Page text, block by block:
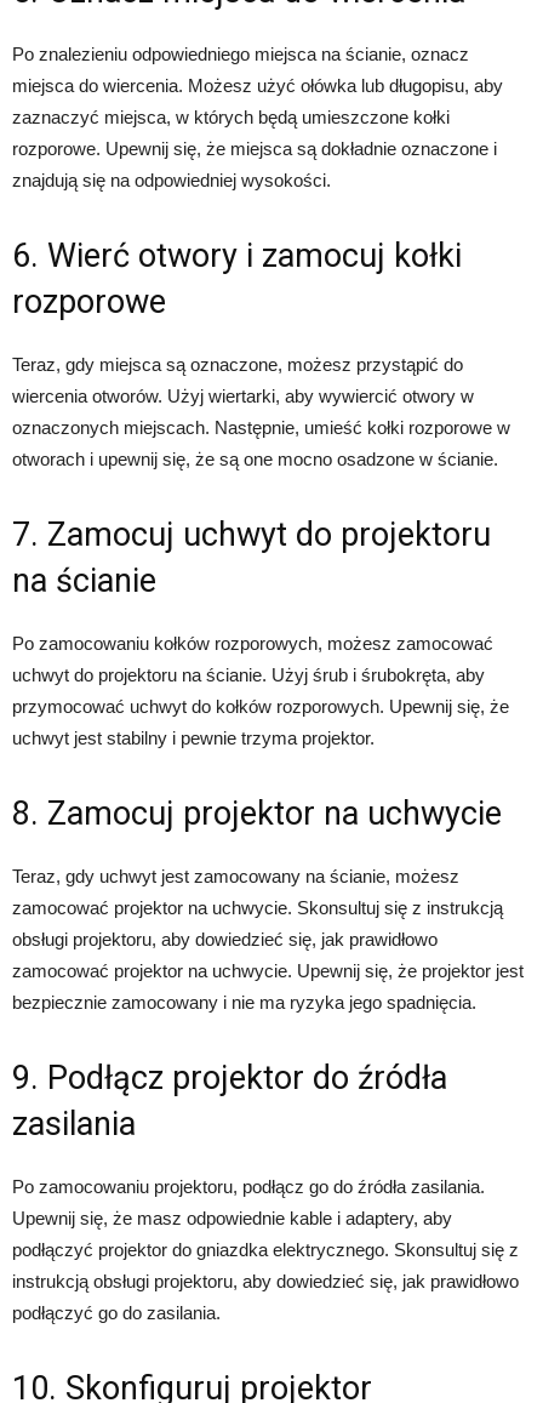
Po znalezieniu odpowiedniego miejsca na ścianie, oznacz
miejsca do wiercenia. Możesz użyć ołówka lub długopisu, aby
zaznaczyć miejsca, w których będą umieszczone kołki
rozporowe. Upewnij się, że miejsca są dokładnie oznaczone i
znajdują się na odpowiedniej wysokości.
6. Wierć otwory i zamocuj kołki
rozporowe
Teraz, gdy miejsca są oznaczone, możesz przystąpić do
wiercenia otworów. Użyj wiertarki, aby wywiercić otwory w
oznaczonych miejscach. Następnie, umieść kołki rozporowe w
otworach i upewnij się, że są one mocno osadzone w ścianie.
7. Zamocuj uchwyt do projektoru
na ścianie
Po zamocowaniu kołków rozporowych, możesz zamocować
uchwyt do projektoru na ścianie. Użyj śrub i śrubokręta, aby
przymocować uchwyt do kołków rozporowych. Upewnij się, że
uchwyt jest stabilny i pewnie trzyma projektor.
8. Zamocuj projektor na uchwycie
Teraz, gdy uchwyt jest zamocowany na ścianie, możesz
zamocować projektor na uchwycie. Skonsultuj się z instrukcją
obsługi projektoru, aby dowiedzieć się, jak prawidłowo
zamocować projektor na uchwycie. Upewnij się, że projektor jest
bezpiecznie zamocowany i nie ma ryzyka jego spadnięcia.
9. Podłącz projektor do źródła
zasilania
Po zamocowaniu projektoru, podłącz go do źródła zasilania.
Upewnij się, że masz odpowiednie kable i adaptery, aby
podłączyć projektor do gniazdka elektrycznego. Skonsultuj się z
instrukcją obsługi projektoru, aby dowiedzieć się, jak prawidłowo
podłączyć go do zasilania.
10. Skonfiguruj projektor